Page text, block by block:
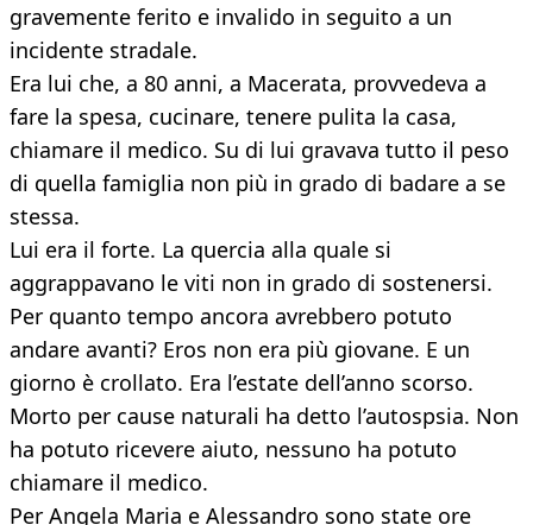
gravemente ferito e invalido in seguito a un
incidente stradale.
Era lui che, a 80 anni, a Macerata, provvedeva a
fare la spesa, cucinare, tenere pulita la casa,
chiamare il medico. Su di lui gravava tutto il peso
di quella famiglia non più in grado di badare a se
stessa.
Lui era il forte. La quercia alla quale si
aggrappavano le viti non in grado di sostenersi.
Per quanto tempo ancora avrebbero potuto
andare avanti? Eros non era più giovane. E un
giorno è crollato. Era l’estate dell’anno scorso.
Morto per cause naturali ha detto l’autospsia. Non
ha potuto ricevere aiuto, nessuno ha potuto
chiamare il medico.
Per Angela Maria e Alessandro sono state ore